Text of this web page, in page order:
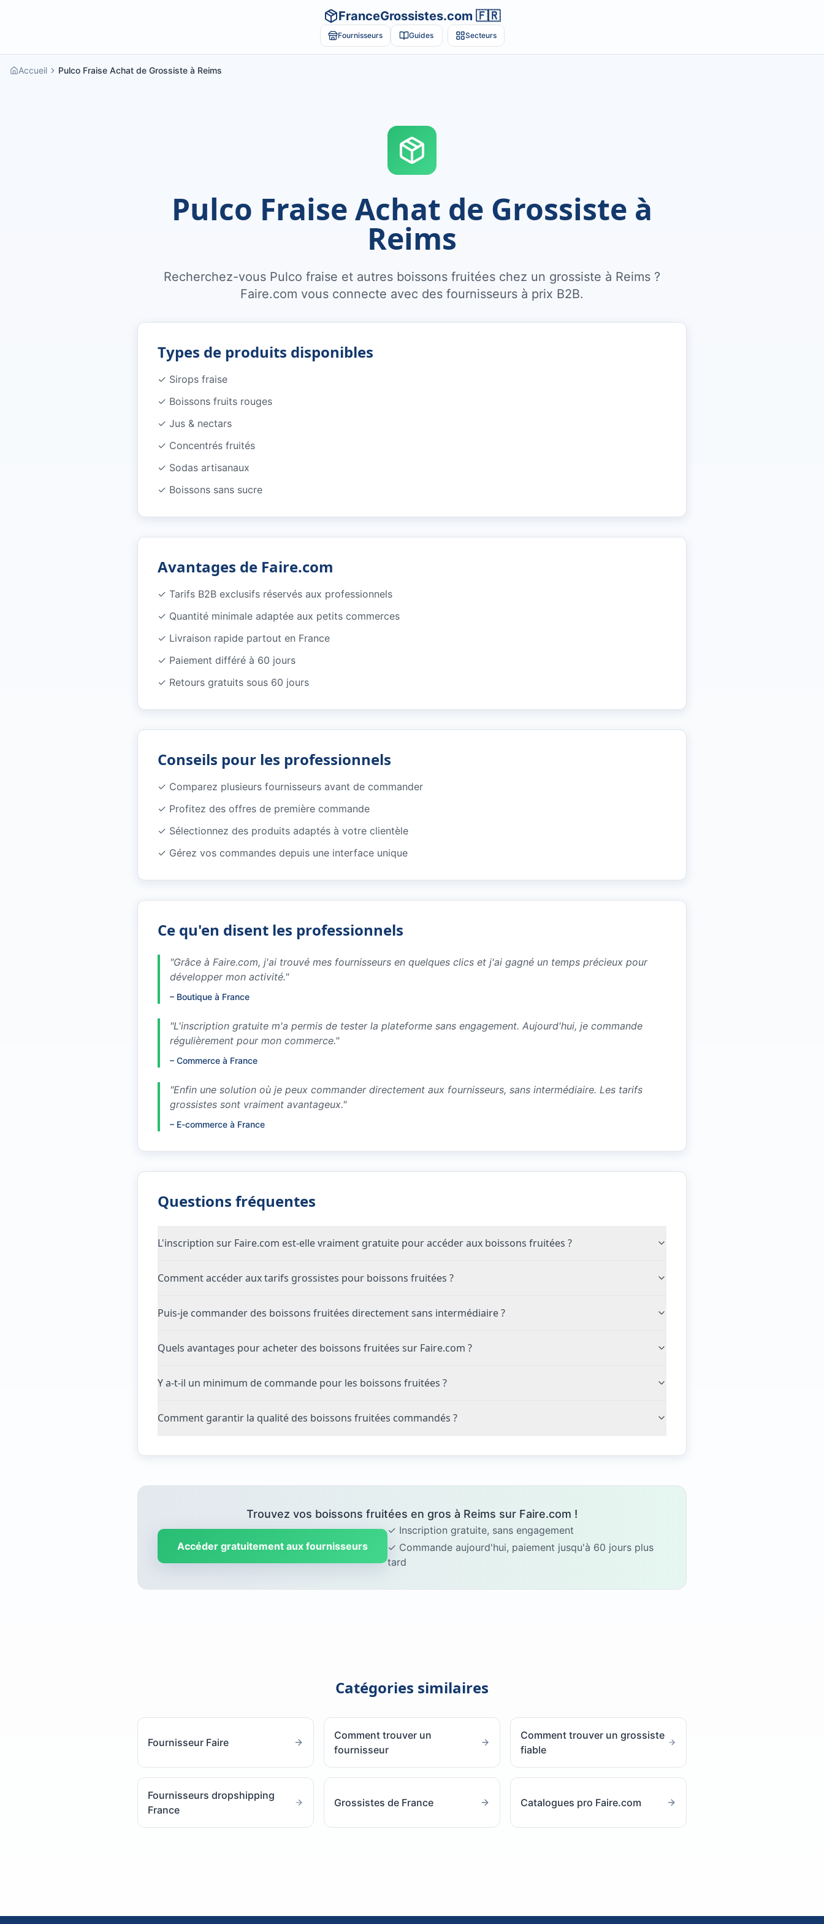
FranceGrossistes.com 🇫🇷
Fournisseurs Guides Secteurs
Accueil Pulco Fraise Achat de Grossiste à Reims
Pulco Fraise Achat de Grossiste à
Reims
Recherchez-vous Pulco fraise et autres boissons fruitées chez un grossiste à Reims ?
Faire.com vous connecte avec des fournisseurs à prix B2B.
Types de produits disponibles
✓ Sirops fraise
✓ Boissons fruits rouges
✓ Jus & nectars
✓ Concentrés fruités
✓ Sodas artisanaux
✓ Boissons sans sucre
Avantages de Faire.com
✓ Tarifs B2B exclusifs réservés aux professionnels
✓ Quantité minimale adaptée aux petits commerces
✓ Livraison rapide partout en France
✓ Paiement différé à 60 jours
✓ Retours gratuits sous 60 jours
Conseils pour les professionnels
✓ Comparez plusieurs fournisseurs avant de commander
✓ Profitez des offres de première commande
✓ Sélectionnez des produits adaptés à votre clientèle
✓ Gérez vos commandes depuis une interface unique
Ce qu'en disent les professionnels
"Grâce à Faire.com, j'ai trouvé mes fournisseurs en quelques clics et j'ai gagné un temps précieux pour
développer mon activité."
– Boutique à France
"L'inscription gratuite m'a permis de tester la plateforme sans engagement. Aujourd'hui, je commande
régulièrement pour mon commerce."
– Commerce à France
"Enfin une solution où je peux commander directement aux fournisseurs, sans intermédiaire. Les tarifs
grossistes sont vraiment avantageux."
– E-commerce à France
Questions fréquentes
L'inscription sur Faire.com est-elle vraiment gratuite pour accéder aux boissons fruitées ?
Comment accéder aux tarifs grossistes pour boissons fruitées ?
Puis-je commander des boissons fruitées directement sans intermédiaire ?
Quels avantages pour acheter des boissons fruitées sur Faire.com ?
Y a-t-il un minimum de commande pour les boissons fruitées ?
Comment garantir la qualité des boissons fruitées commandés ?
Trouvez vos boissons fruitées en gros à Reims sur Faire.com !
Accéder gratuitement aux fournisseurs
✓ Inscription gratuite, sans engagement
✓ Commande aujourd'hui, paiement jusqu'à 60 jours plus
tard
Catégories similaires
Fournisseur Faire
Comment trouver un
fournisseur
Comment trouver un grossiste
fiable
Fournisseurs dropshipping
France
Grossistes de France Catalogues pro Faire.com